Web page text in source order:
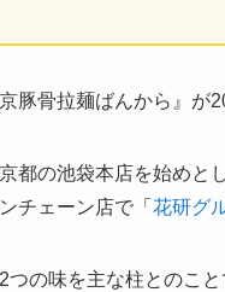
豚骨拉麺ばんから』が
都の池袋本店を始め
チェーン店で「 花研グ
つの味を主な柱とのこ